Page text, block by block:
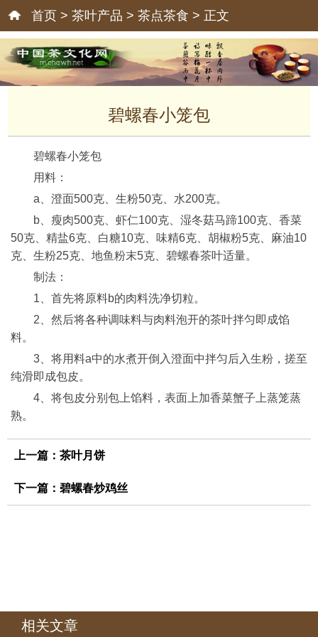
首页 > 茶叶产品 > 茶点茶食 > 正文
碧螺春小笼包
碧螺春小笼包
用料：
a、澄面500克、生粉50克、水200克。
b、瘦肉500克、虾仁100克、湿冬菇马蹄100克、香菜
50克、精盐6克、白糖10克、味精6克、胡椒粉5克、麻油10
克、生粉25克、地鱼粉末5克、碧螺春茶叶适量。
制法：
1、首先将原料b的肉料洗净切粒。
2、然后将各种调味料与肉料泡开的茶叶拌匀即成馅
料。
3、将用料a中的水煮开倒入澄面中拌匀后入生粉，搓至
纯滑即成包皮。
4、将包皮分别包上馅料，表面上加香菜蟹子上蒸笼蒸
熟。
上一篇： 茶叶月饼
下一篇： 碧螺春炒鸡丝
相关文章